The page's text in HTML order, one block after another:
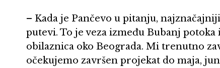
– Kada je Pančevo u pitanju,
putevi. To je veza između Bubanj
obilaznica oko Beograda. Mi trenutno
očekujemo završen projekat do maja,